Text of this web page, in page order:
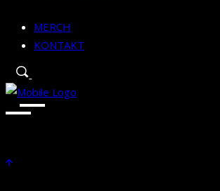
MERCH
KONTAKT